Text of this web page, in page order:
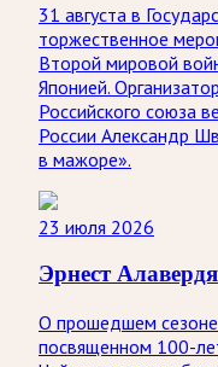
31 августа в
торжественное
Второй мировой
Японией.
Российского союза
России Александр
в мажоре».
23 июля 2026
Эрнест
О прошедшем
посвященном 100-